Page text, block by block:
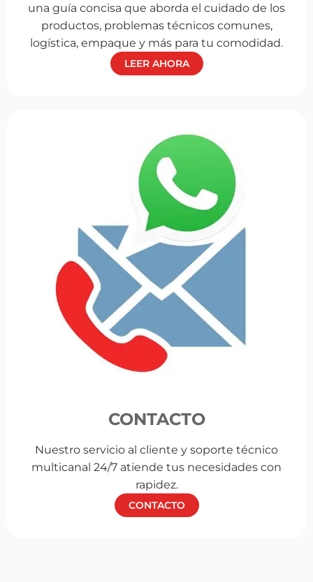
una guía concisa que aborda el cuidado de los
productos, problemas técnicos comunes,
logística, empaque y más para tu comodidad.
LEER AHORA
CONTACTO
Nuestro servicio al cliente y soporte técnico
multicanal 24/7 atiende tus necesidades con
rapidez.
CONTACTO